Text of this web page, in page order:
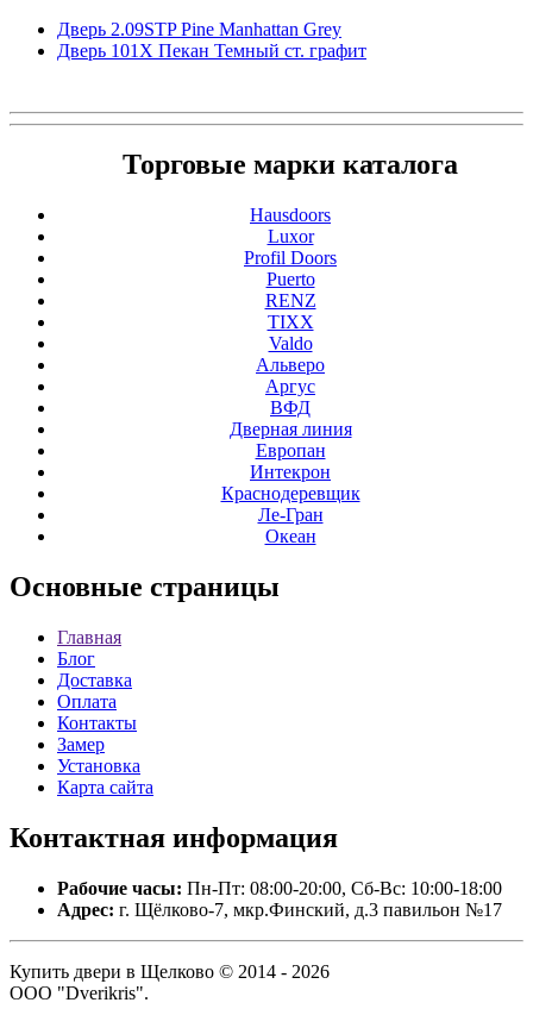
Дверь 2.09STP Pine Manhattan Grey
Дверь 101Х Пекан Темный ст. графит
Торговые марки каталога
Hausdoors
Luxor
Profil Doors
Puerto
RENZ
TIXX
Valdo
Альверо
Аргус
ВФД
Дверная линия
Европан
Интекрон
Краснодеревщик
Ле-Гран
Океан
Основные страницы
Главная
Блог
Доставка
Оплата
Контакты
Замер
Установка
Карта сайта
Контактная информация
Рабочие часы: Пн-Пт: 08:00-20:00, Сб-Вс: 10:00-18:00
Адрес: г. Щёлково-7, мкр.Финский, д.3 павильон №17
Купить двери в Щелково © 2014 - 2026
ООО "Dverikris".